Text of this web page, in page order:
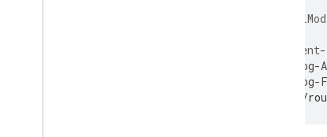
ntent-
Goog-
Goog-
//